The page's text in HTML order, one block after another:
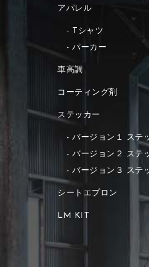
アパレル
Tシャツ
パーカー
車高調
コーティング剤
ステッカー
バージョン１ ステ
バージョン２ ステ
バージョン３ ステ
シートエプロン
LM KIT